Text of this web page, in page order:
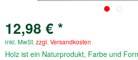
12,98 € *
inkl. MwSt. zzgl. Versandkosten
Holz ist ein Naturprodukt, Farbe und